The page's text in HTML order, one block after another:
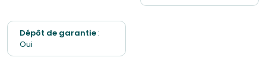
Dépôt de garantie :
Oui